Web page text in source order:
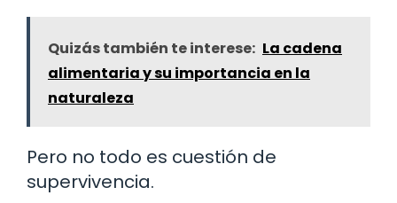
Quizás también te interese: La cadena
alimentaria y su importancia en la
naturaleza
Pero no todo es cuestión de
supervivencia.